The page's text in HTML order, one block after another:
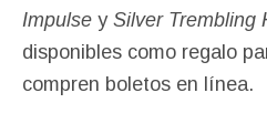
Impulse y Silver Trembling
disponibles como regalo
compren boletos en línea.